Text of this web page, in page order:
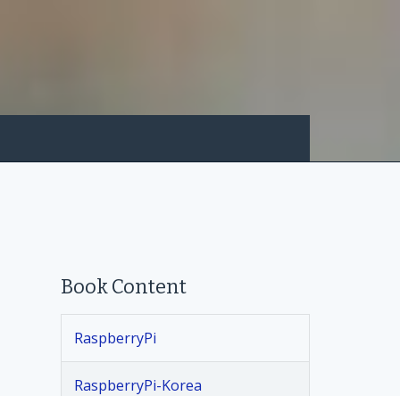
Book Content
RaspberryPi
RaspberryPi-Korea